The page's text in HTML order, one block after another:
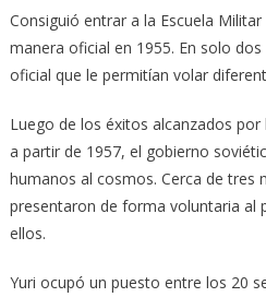
Consiguió entrar a la Escuela
manera oficial en 1955. En solo
oficial que le permitían volar
Luego de los éxitos alcanzados por
a partir de 1957, el gobierno
humanos al cosmos. Cerca de tres
presentaron de forma voluntaria al
ellos.
Yuri ocupó un puesto entre los 20